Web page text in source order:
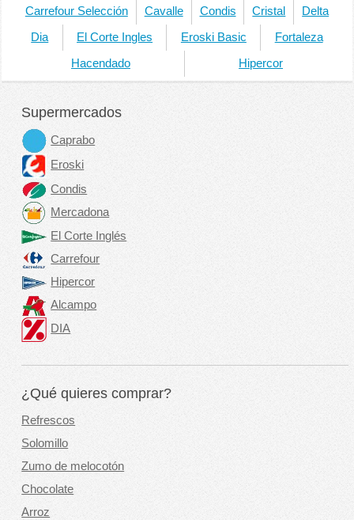
Carrefour Selección Cavalle Condis Cristal Delta
Dia El Corte Ingles Eroski Basic Fortaleza
Hacendado Hipercor
Supermercados
Caprabo
Eroski
Condis
Mercadona
El Corte Inglés
Carrefour
Hipercor
Alcampo
DIA
¿Qué quieres comprar?
Refrescos
Solomillo
Zumo de melocotón
Chocolate
Arroz